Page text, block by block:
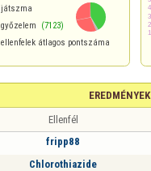
játszma
győzelem (7123)
ellenfelek átlagos pontszáma
EREDMÉNYEK
Ellenfél
fripp88
Chlorothiazide